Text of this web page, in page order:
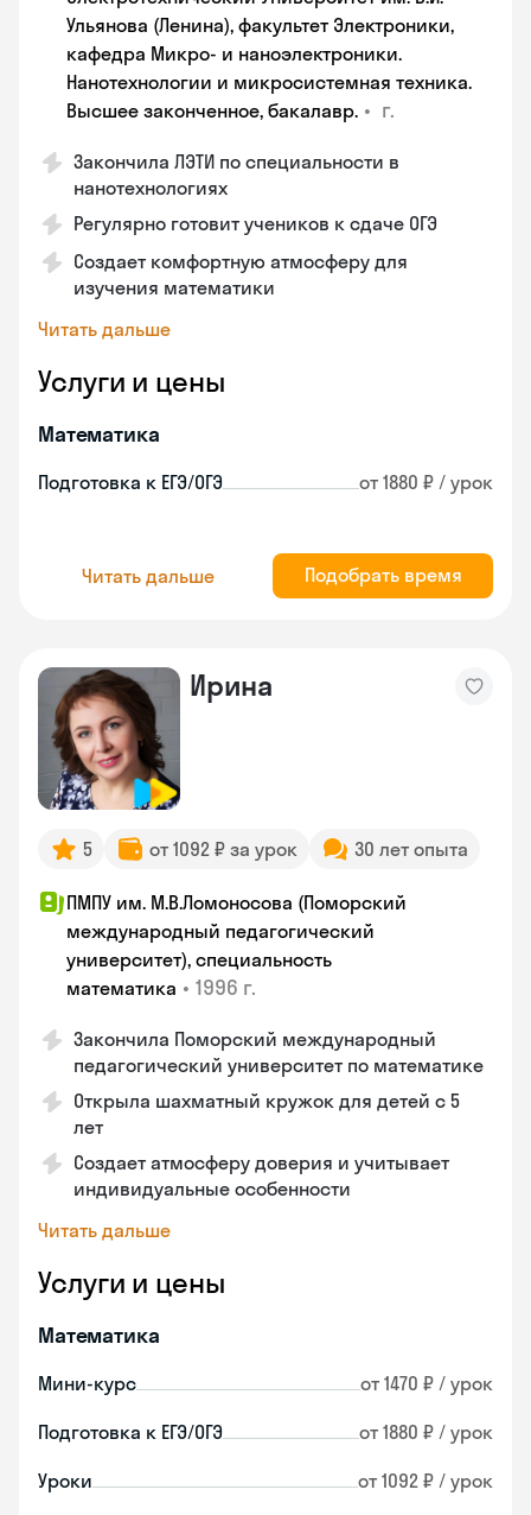
Ульянова (Ленина), факультет Электроники,
кафедра Микро- и наноэлектроники.
Нанотехнологии и микросистемная техника.
Высшее законченное, бакалавр. • г.
Закончила ЛЭТИ по специальности в
нанотехнологиях
Регулярно готовит учеников к сдаче ОГЭ
Создает комфортную атмосферу для
изучения математики
Читать дальше
Услуги и цены
Математика
Подготовка к ЕГЭ/ОГЭ от 1880 ₽ / урок
Читать дальше Подобрать время
Ирина
5 от 1092 ₽ за урок 30 лет опыта
ПМПУ им. М.В.Ломоносова (Поморский
международный педагогический
университет), специальность
математика • 1996 г.
Закончила Поморский международный
педагогический университет по математике
Открыла шахматный кружок для детей с 5
лет
Создает атмосферу доверия и учитывает
индивидуальные особенности
Читать дальше
Услуги и цены
Математика
Мини-курс от 1470 ₽ / урок
Подготовка к ЕГЭ/ОГЭ от 1880 ₽ / урок
Уроки от 1092 ₽ / урок